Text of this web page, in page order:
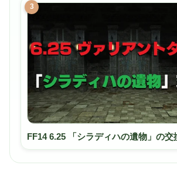
3
FF14 6.25 「シラディハの遺物」の交